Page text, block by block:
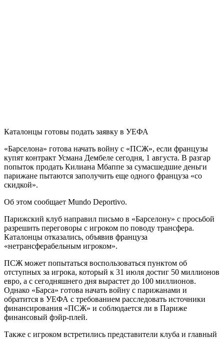
Каталонцы готовы подать заявку в УЕФА
«Барселона» готова начать войну с «ПСЖ», если французы
купят контракт Усмана Дембеле сегодня, 1 августа. В разгар
попыток продать Килиана Мбаппе за сумасшедшие деньги
парижане пытаются заполучить еще одного француза «со
скидкой».
Об этом сообщает Mundo Deportivo.
Парижский клуб направил письмо в «Барселону» с просьбой
разрешить переговоры с игроком по поводу трансфера.
Каталонцы отказались, объявив француза
«нетрансферабельным игроком».
ПСЖ может попытаться воспользоваться пунктом об
отступных за игрока, который к 31 июля достиг 50 миллионов
евро, а с сегодняшнего дня вырастет до 100 миллионов.
Однако «Барса» готова начать войну с парижанами и
обратится в УЕФА с требованием расследовать источники
финансирования «ПСЖ» и соблюдается ли в Париже
финансовый фэйр-плей.
Также с игроком встретились представители клуба и главный